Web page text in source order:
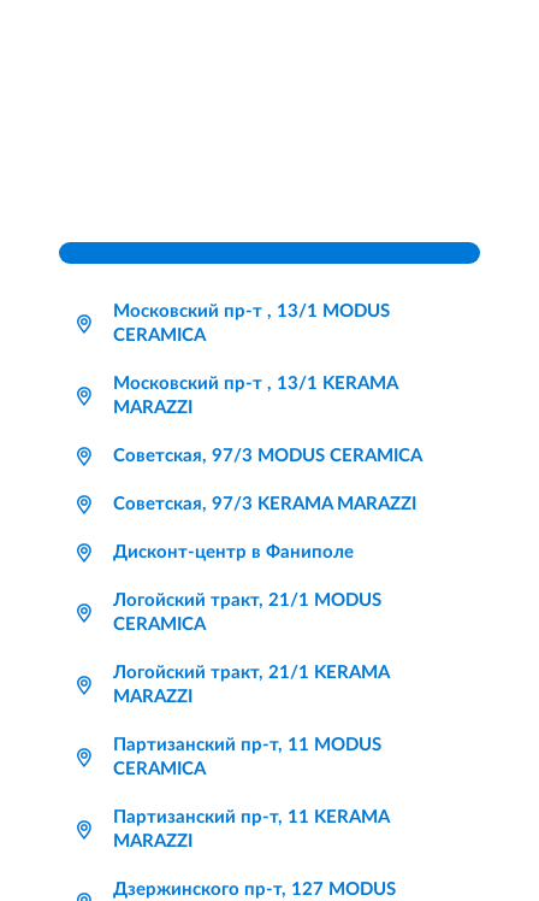
Московский пр-т , 13/1 MODUS
CERAMICA
Московский пр-т , 13/1 KERAMA
MARAZZI
Советская, 97/3 MODUS CERAMICA
Советская, 97/3 KERAMA MARAZZI
Дисконт-центр в Фаниполе
Логойский тракт, 21/1 MODUS
CERAMICA
Логойский тракт, 21/1 KERAMA
MARAZZI
Партизанский пр-т, 11 MODUS
CERAMICA
Партизанский пр-т, 11 KERAMA
MARAZZI
Дзержинского пр-т, 127 MODUS